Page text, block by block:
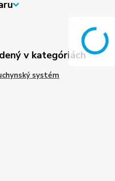
v kategóriách
systém